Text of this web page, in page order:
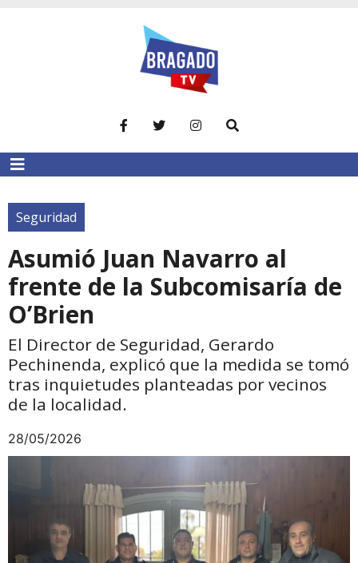
Seguridad
Asumió Juan Navarro al
frente de la Subcomisaría de
O’Brien
El Director de Seguridad, Gerardo
Pechinenda, explicó que la medida se tomó
tras inquietudes planteadas por vecinos
de la localidad.
28/05/2026